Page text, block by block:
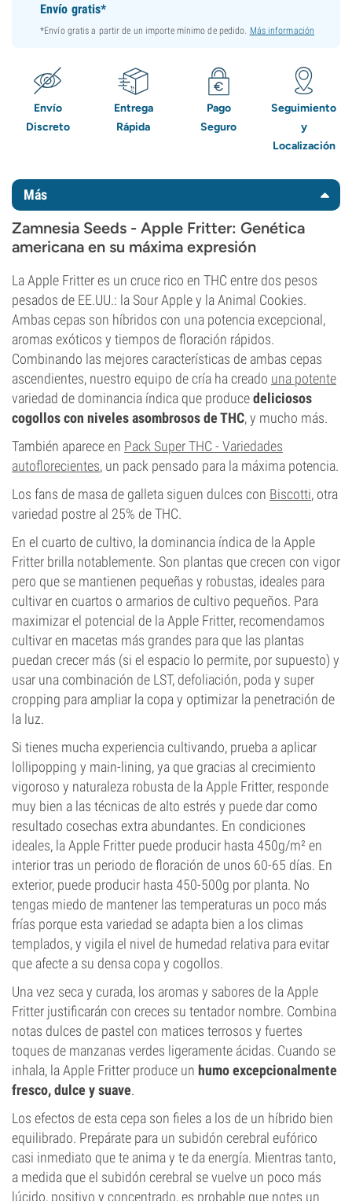
Envío gratis*
*Envío gratis a partir de un importe mínimo de pedido. Más información
Envío
Discreto
Entrega
Rápida
Pago
Seguro
Seguimiento
y
Localización
Más
Zamnesia Seeds - Apple Fritter: Genética
americana en su máxima expresión
La Apple Fritter es un cruce rico en THC entre dos pesos
pesados de EE.UU.: la Sour Apple y la Animal Cookies.
Ambas cepas son híbridos con una potencia excepcional,
aromas exóticos y tiempos de floración rápidos.
Combinando las mejores características de ambas cepas
ascendientes, nuestro equipo de cría ha creado una potente
variedad de dominancia índica que producedeliciosos
cogollos con niveles asombrosos de THC, y mucho más.
También aparece en Pack Super THC - Variedades
autoflorecientes, un pack pensado para la máxima potencia.
Los fans de masa de galleta siguen dulces con Biscotti, otra
variedad postre al 25% de THC.
En el cuarto de cultivo, la dominancia índica de la Apple
Fritter brilla notablemente. Son plantas que crecen con vigor
pero que se mantienen pequeñas y robustas, ideales para
cultivar en cuartos o armarios de cultivo pequeños. Para
maximizar el potencial de la Apple Fritter, recomendamos
cultivar en macetas más grandes para que las plantas
puedan crecer más (si el espacio lo permite, por supuesto) y
usar una combinación de LST, defoliación, poda y super
cropping para ampliar la copa y optimizar la penetración de
la luz.
Si tienes mucha experiencia cultivando, prueba a aplicar
lollipopping y main-lining, ya que gracias al crecimiento
vigoroso y naturaleza robusta de la Apple Fritter, responde
muy bien a las técnicas de alto estrés y puede dar como
resultado cosechas extra abundantes. En condiciones
ideales, la Apple Fritter puede producir hasta 450g/m² en
interior tras un periodo de floración de unos 60-65 días. En
exterior, puede producir hasta 450-500g por planta. No
tengas miedo de mantener las temperaturas un poco más
frías porque esta variedad se adapta bien a los climas
templados, y vigila el nivel de humedad relativa para evitar
que afecte a su densa copa y cogollos.
Una vez seca y curada, los aromas y sabores de la Apple
Fritter justificarán con creces su tentador nombre. Combina
notas dulces de pastel con matices terrosos y fuertes
toques de manzanas verdes ligeramente ácidas. Cuando se
inhala, la Apple Fritter produce un humo excepcionalmente
fresco, dulce y suave.
Los efectos de esta cepa son fieles a los de un híbrido bien
equilibrado. Prepárate para un subidón cerebral eufórico
casi inmediato que te anima y te da energía. Mientras tanto,
a medida que el subidón cerebral se vuelve un poco más
lúcido, positivo y concentrado, es probable que notes un